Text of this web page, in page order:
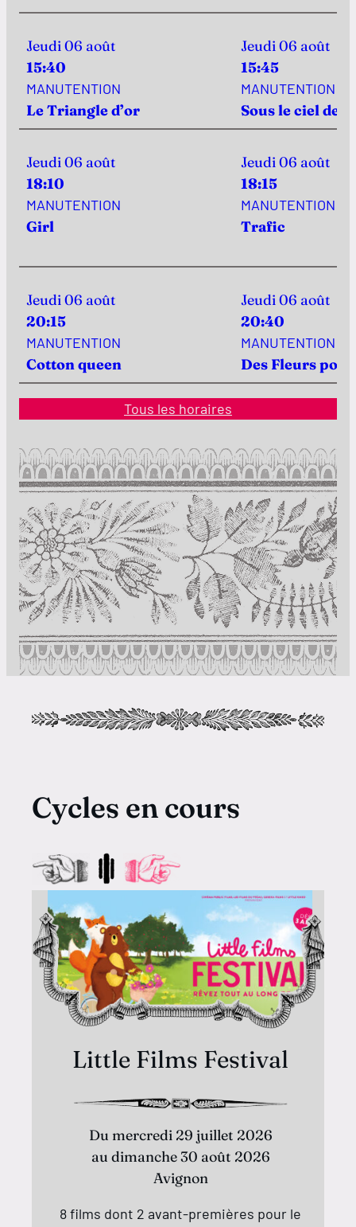
Jeudi 06 août
15:40
MANUTENTION
Le Triangle d’or
Jeudi 06 août
15:45
MANUTENTION
Sous le ciel de
Jeudi 06 août
18:10
MANUTENTION
Girl
Jeudi 06 août
18:15
MANUTENTION
Trafic
Jeudi 06 août
20:15
MANUTENTION
Cotton queen
Jeudi 06 août
20:40
MANUTENTION
Des Fleurs
Tous les horaires
Cycles en cours
Little Films Festival
Du mercredi 29 juillet 2026
au dimanche 30 août 2026
Avignon
8 films dont 2 avant-premières pour le